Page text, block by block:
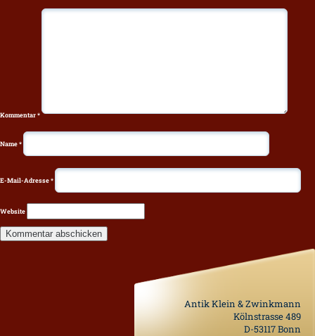
Kommentar*
Name*
E-Mail-Adresse*
Website
Antik Klein & Zwinkmann
Kölnstrasse 489
D-53117 Bonn